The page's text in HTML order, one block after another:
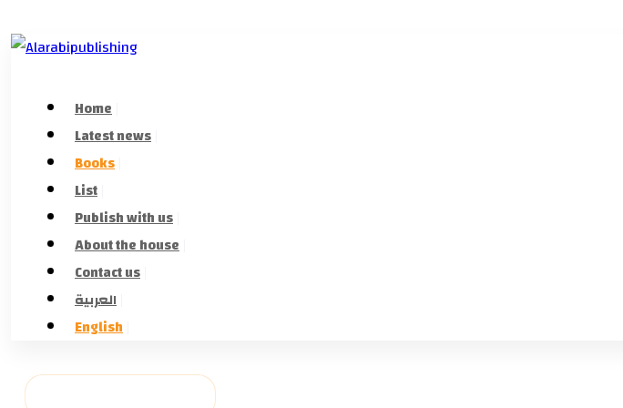
Home
Latest news
Books
List
Publish with us
About the house
Contact us
العربية
English